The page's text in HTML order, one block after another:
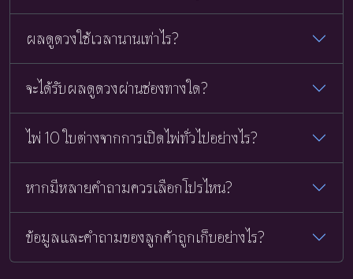
ผลดูดวงใช้เวลานานเท่าไร?
จะได้รับผลดูดวงผ่านช่องทางใด?
ไพ่ 10 ใบต่างจากการเปิดไพ่ทั่วไปอย่างไร?
หากมีหลายคำถามควรเลือกโปรไหน?
ข้อมูลและคำถามของลูกค้าถูกเก็บอย่างไร?